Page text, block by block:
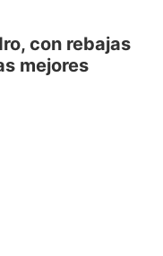
con rebajas
mejores